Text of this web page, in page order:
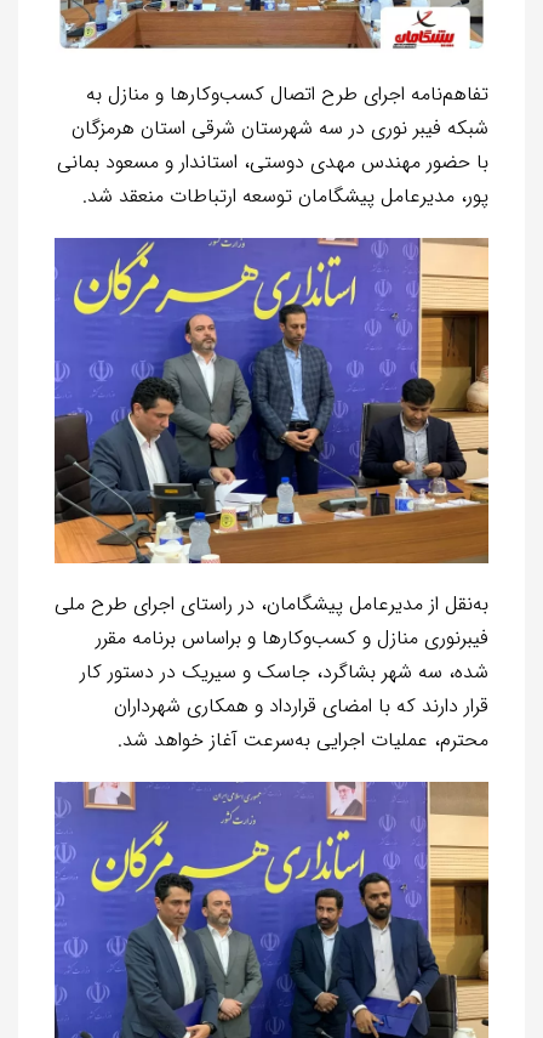
تفاهم‌نامه اجرای طرح اتصال کسب‌وکارها و منازل به
شبکه فیبر نوری در سه شهرستان شرقی استان هرمزگان
با حضور مهندس مهدی دوستی، استاندار و مسعود بمانی
پور، مدیرعامل پیشگامان توسعه ارتباطات منعقد شد.
به‌نقل از مدیرعامل پیشگامان، در راستای اجرای طرح ملی
فیبرنوری منازل و‌ کسب‌وکارها و براساس برنامه مقرر
شده، سه شهر بشاگرد، جاسک و سیریک در دستور کار
قرار دارند که با امضای قرارداد و همکاری شهرداران
محترم، عملیات اجرایی به‌سرعت آغاز خواهد شد.